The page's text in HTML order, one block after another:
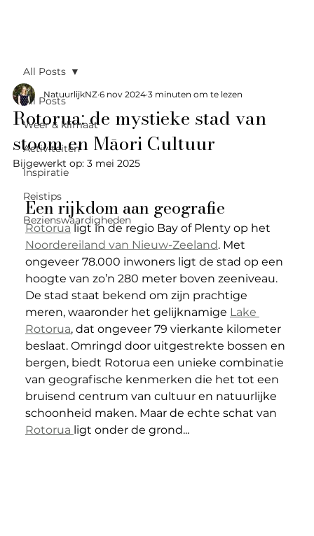
All Posts
Weer & klimaat
Activiteiten
Inspiratie
Reistips
Bezienswaardigheden
All Posts
Rotorua: de mystieke stad van
stoom en Māori Cultuur
NatuurlijkNZ 6 nov 2024 3 minuten om te lezen
Bijgewerkt op: 3 mei 2025
Een rijkdom aan geografie
Rotorua ligt in de regio Bay of Plenty op het
Noordereiland van Nieuw-Zeeland. Met
ongeveer 78.000 inwoners ligt de stad op een
hoogte van zo’n 280 meter boven zeeniveau.
De stad staat bekend om zijn prachtige
meren, waaronder het gelijknamige Lake
Rotorua, dat ongeveer 79 vierkante kilometer
beslaat. Omringd door uitgestrekte bossen en
bergen, biedt Rotorua een unieke combinatie
van geografische kenmerken die het tot een
bruisend centrum van cultuur en natuurlijke
schoonheid maken. Maar de echte schat van
Rotorua ligt onder de grond...